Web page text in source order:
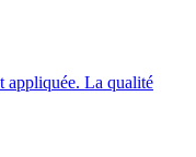
appliquée. La qualité